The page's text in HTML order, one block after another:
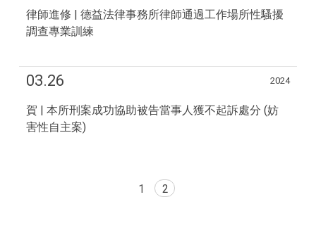
律師進修 | 德益法律事務所律師通過工作場所性騷擾
調查專業訓練
03.26 2024
賀 | 本所刑案成功協助被告當事人獲不起訴處分 (妨
害性自主案)
1 2